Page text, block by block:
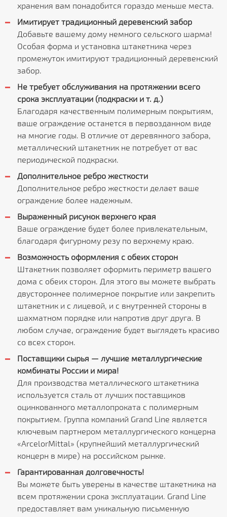
хранения вам понадобится гораздо меньше места.
Имитирует традиционный деревенский забор
Добавьте вашему дому немного сельского шарма!
Особая форма и установка штакетника через
промежуток имитируют традиционный деревенский
забор.
Не требует обслуживания на протяжении всего
срока эксплуатации (подкраски и т. д.)
Благодаря качественным полимерным покрытиям,
ваше ограждение останется в первозданном виде
на многие годы. В отличие от деревянного забора,
металлический штакетник не потребует от вас
периодической подкраски.
Дополнительное ребро жесткости
Дополнительное ребро жесткости делает ваше
ограждение более надежным.
Выраженный рисунок верхнего края
Ваше ограждение будет более привлекательным,
благодаря фигурному резу по верхнему краю.
Возможность оформления с обеих сторон
Штакетник позволяет оформить периметр вашего
дома с обеих сторон. Для этого вы можете выбрать
двустороннее полимерное покрытие или закрепить
штакетник и с лицевой, и с внутренней стороны в
шахматном порядке или напротив друг друга. В
любом случае, ограждение будет выглядеть красиво
со всех сторон.
Поставщики сырья — лучшие металлургические
комбинаты России и мира!
Для производства металлического штакетника
используется сталь от лучших поставщиков
оцинкованного металлопроката с полимерным
покрытием. Группа компаний Grand Line является
ключевым партнером металлургического концерна
«ArcelorMittal» (крупнейший металлургический
концерн в мире) на российском рынке.
Гарантированная долговечность!
Вы можете быть уверены в качестве штакетника на
всем протяжении срока эксплуатации. Grand Line
предоставляет вам уникальную письменную